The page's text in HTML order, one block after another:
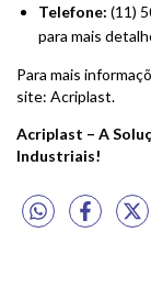
Telefone: (11)
para mais
Para mais
site: Acriplast.
Acriplast – A
Industriais!